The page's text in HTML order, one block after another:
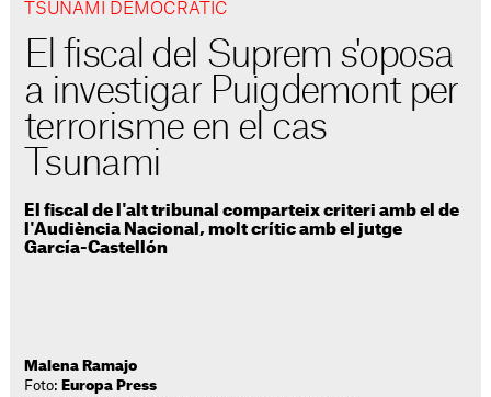
TSUNAMI DEMOCRÀTIC
El fiscal del Suprem s'oposa
a investigar Puigdemont per
terrorisme en el cas
Tsunami
El fiscal de l'alt tribunal comparteix criteri amb el de
l'Audiència Nacional, molt crític amb el jutge
García-Castellón
Malena Ramajo
Foto: Europa Press